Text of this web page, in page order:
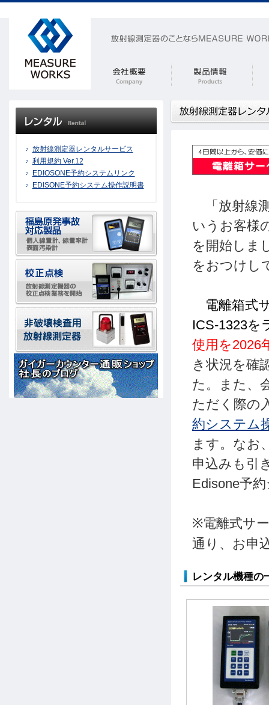
放射線測定器レンタルサービス
利用規約 Ver.12
EDIOSONE予約システムリンク
EDISONE予約システム操作説明書
「放射線
いうお客様
を開始しま
をおつけし
電離箱式
ICS-1323を
使用を2026
き状況を確
た。また、
ただく際の
約システム
ます。なお
申込みも引
Edisone予
※電離式サ
通り、お申
レンタル機種の